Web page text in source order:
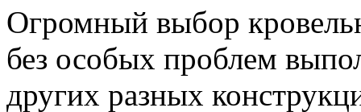
Огромный выбор
без особых проблем
других разных